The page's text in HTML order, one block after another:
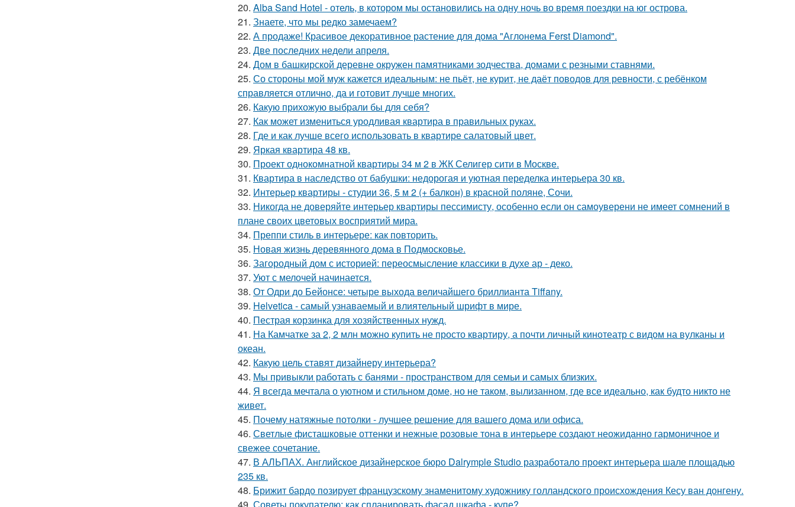
20. Alba Sand Hotel - отель, в котором мы остановились на одну ночь во время поездки на юг острова.
21. Знаете, что мы редко замечаем?
22. А продаже! Красивое декоративное растение для дома "Аглонема Ferst Diamond".
23. Две последних недели апреля.
24. Дом в башкирской деревне окружен памятниками зодчества, домами с резными ставнями.
25. Со стороны мой муж кажется идеальным: не пьёт, не курит, не даёт поводов для ревности, с ребёнком
справляется отлично, да и готовит лучше многих.
26. Какую прихожую выбрали бы для себя?
27. Как может измениться уродливая квартира в правильных руках.
28. Где и как лучше всего использовать в квартире салатовый цвет.
29. Яркая квартира 48 кв.
30. Проект однокомнатной квартиры 34 м 2 в ЖК Селигер сити в Москве.
31. Квартира в наследство от бабушки: недорогая и уютная переделка интерьера 30 кв.
32. Интерьер квартиры - студии 36, 5 м 2 (+ балкон) в красной поляне, Сочи.
33. Никогда не доверяйте интерьер квартиры пессимисту, особенно если он самоуверени не имеет сомнений в
плане своих цветовых восприятий мира.
34. Преппи стиль в интерьере: как повторить.
35. Новая жизнь деревянного дома в Подмосковье.
36. Загородный дом с историей: переосмысление классики в духе ар - деко.
37. Уют с мелочей начинается.
38. От Одри до Бейонсе: четыре выхода величайшего бриллианта Tiffany.
39. Helvetica - самый узнаваемый и влиятельный шрифт в мире.
40. Пестрая корзинка для хозяйственных нужд.
41. На Камчатке за 2, 2 млн можно купить не просто квартиру, а почти личный кинотеатр с видом на вулканы и
океан.
42. Какую цель ставят дизайнеру интерьера?
43. Мы привыкли работать с банями - пространством для семьи и самых близких.
44. Я всегда мечтала о уютном и стильном доме, но не таком, вылизанном, где все идеально, как будто никто не
живет.
45. Почему натяжные потолки - лучшее решение для вашего дома или офиса.
46. Светлые фисташковые оттенки и нежные розовые тона в интерьере создают неожиданно гармоничное и
свежее сочетание.
47. В АЛЬПАХ. Английское дизайнерское бюро Dalrymple Studio разработало проект интерьера шале площадью
235 кв.
48. Брижит бардо позирует французскому знаменитому художнику голландского происхождения Кесу ван донгену.